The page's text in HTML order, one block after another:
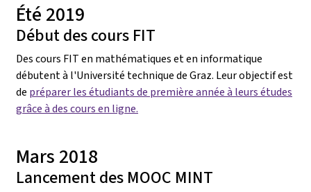
Été 2019
Début des cours FIT
Des cours FIT en mathématiques et en informatique
débutent à l'Université technique de Graz. Leur objectif est
de préparer les étudiants de première année à leurs études
grâce à des cours en ligne.
Mars 2018
Lancement des MOOC MINT